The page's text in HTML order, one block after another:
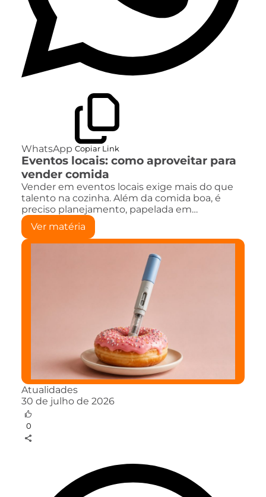
WhatsApp Copiar Link
Eventos locais: como aproveitar para
vender comida
Vender em eventos locais exige mais do que
talento na cozinha. Além da comida boa, é
preciso planejamento, papelada em…
Ver matéria
Atualidades
30 de julho de 2026
0